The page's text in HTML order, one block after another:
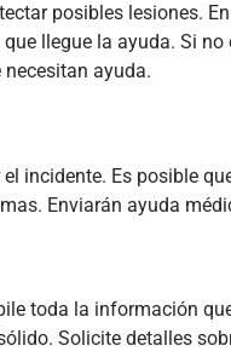
posibles lesiones.
llegue la ayuda. Si
ayuda.
incidente. Es posible
Enviarán ayuda
toda la información
Solicite detalles